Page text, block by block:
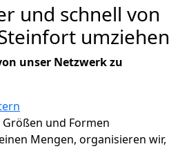
und schnell von
umziehen
unser Netzwerk zu
Größen und Formen
Mengen, organisieren wir,